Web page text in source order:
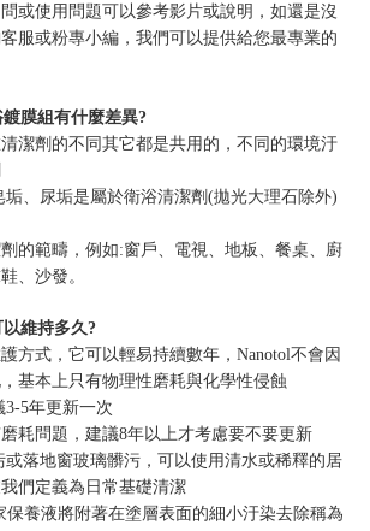
或使用問題可以參考影片或說明，如還是沒
服或粉專小編，我們可以提供給您最專業的
膜組有什麼差異?
潔劑的不同其它都是共用的，不同的環境汙
、尿垢是屬於衛浴清潔劑(拋光大理石除外)
的範疇，例如:窗戶、電視、地板、餐桌、廚
、沙發。
維持多久?
方式，它可以輕易持續數年，Nanotol不會因
基本上只有物理性磨耗與化學性侵蝕
5年更新一次
耗問題，建議8年以上才考慮要不要更新
落地窗玻璃髒污，可以使用清水或稀釋的居
們定義為日常基礎清潔
保養液將附著在塗層表面的細小汙染去除稱為